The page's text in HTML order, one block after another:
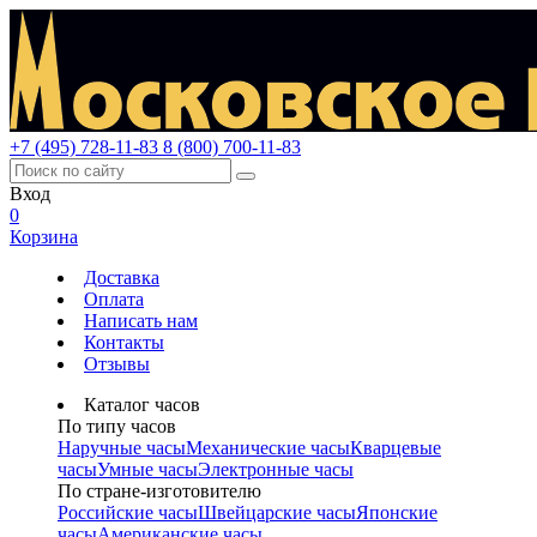
+7 (495) 728-11-83 8 (800) 700-11-83
Вход
0
Корзина
Доставка
Оплата
Написать нам
Контакты
Отзывы
Каталог часов
По типу часов
Наручные часыМеханические часыКварцевые
часыУмные часыЭлектронные часы
По стране-изготовителю
Российские часыШвейцарские часыЯпонские